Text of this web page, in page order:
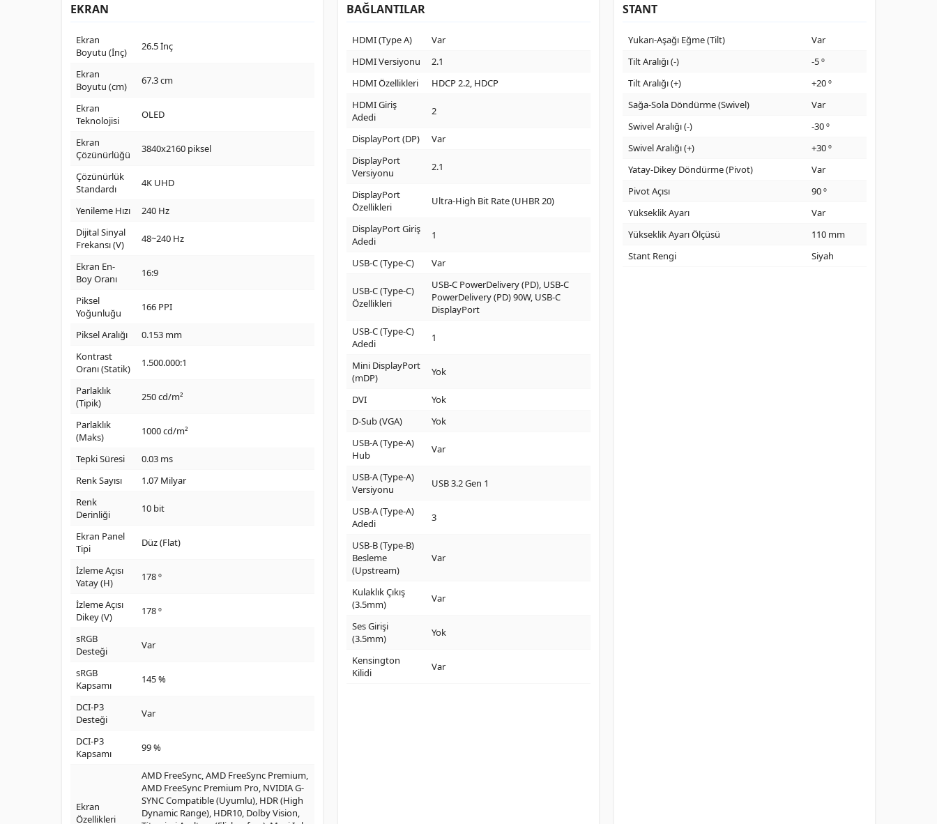
EKRAN
Ekran
Boyutu (İnç)
26.5 İnç
Ekran
Boyutu (cm)
67.3 cm
Ekran
Teknolojisi
OLED
Ekran
Çözünürlüğü
3840x2160 piksel
Çözünürlük
Standardı
4K UHD
Yenileme Hızı
240 Hz
Dijital Sinyal
Frekansı (V)
48~240 Hz
Ekran En-
Boy Oranı
16:9
Piksel
Yoğunluğu
166 PPI
Piksel Aralığı
0.153 mm
Kontrast
Oranı (Statik)
1.500.000:1
Parlaklık
(Tipik)
250 cd/m²
Parlaklık
(Maks)
1000 cd/m²
Tepki Süresi
0.03 ms
Renk Sayısı
1.07 Milyar
Renk
Derinliği
10 bit
Ekran Panel
Tipi
Düz (Flat)
İzleme Açısı
Yatay (H)
178 º
İzleme Açısı
Dikey (V)
178 º
sRGB
Desteği
Var
sRGB
Kapsamı
145 %
DCI-P3
Desteği
Var
DCI-P3
Kapsamı
99 %
Ekran
Özellikleri
AMD FreeSync, AMD FreeSync Premium,
AMD FreeSync Premium Pro, NVIDIA G-
SYNC Compatible (Uyumlu), HDR (High
Dynamic Range), HDR10, Dolby Vision,
BAĞLANTILAR
HDMI (Type A)
Var
HDMI Versiyonu
2.1
HDMI Özellikleri
HDCP 2.2, HDCP
HDMI Giriş
Adedi
2
DisplayPort (DP)
Var
DisplayPort
Versiyonu
2.1
DisplayPort
Özellikleri
Ultra-High Bit Rate (UHBR 20)
DisplayPort Giriş
Adedi
1
USB-C (Type-C) Var
USB-C (Type-C)
Özellikleri
USB-C PowerDelivery (PD), USB-C
PowerDelivery (PD) 90W, USB-C
DisplayPort
USB-C (Type-C)
Adedi
1
Mini DisplayPort
(mDP)
Yok
DVI
Yok
D-Sub (VGA)
Yok
USB-A (Type-A)
Hub
Var
USB-A (Type-A)
Versiyonu
USB 3.2 Gen 1
USB-A (Type-A)
Adedi
3
USB-B (Type-B)
Besleme
(Upstream)
Var
Kulaklık Çıkış
(3.5mm)
Var
Ses Girişi
(3.5mm)
Yok
Kensington
Kilidi
Var
STANT
Yukarı-Aşağı Eğme (Tilt)
Var
Tilt Aralığı (-)
-5 º
Tilt Aralığı (+)
+20 º
Sağa-Sola Döndürme (Swivel)
Var
Swivel Aralığı (-)
-30 º
Swivel Aralığı (+)
+30 º
Yatay-Dikey Döndürme (Pivot)
Var
Pivot Açısı
90 º
Yükseklik Ayarı
Var
Yükseklik Ayarı Ölçüsü
110 mm
Stant Rengi
Siyah